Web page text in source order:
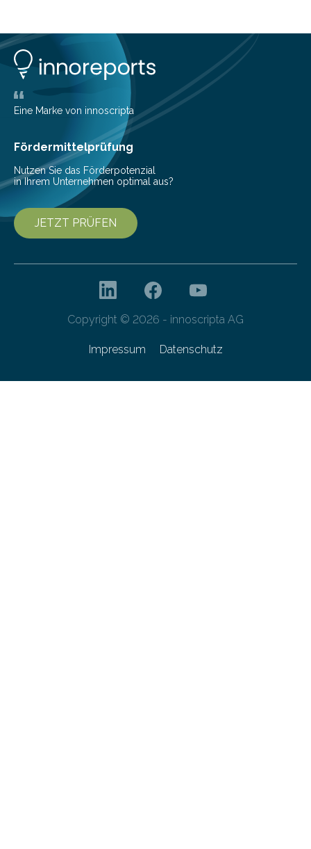
Lösungen interessieren. 1. Multibanking-Tools: Alle
Konten auf einen Blick Viele Banken bieten bereits in
ihrem Online-Banking eine Multibanking-Funktion an,
mit der sich Konten bei anderen Banken…
Eine Marke von innoscripta
Fördermittelprüfung
Nutzen Sie das Förderpotenzial
in Ihrem Unternehmen optimal aus?
JETZT PRÜFEN
Copyright © 2026 - innoscripta AG
Impressum Datenschutz